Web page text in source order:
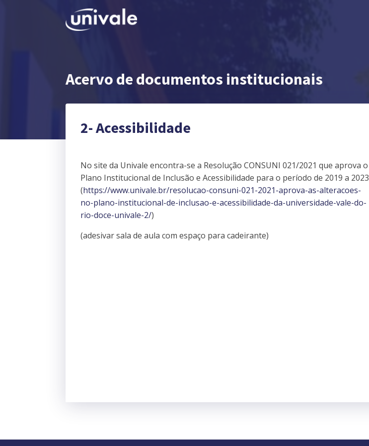
Acervo de documentos institucionais
2- Acessibilidade
No site da Univale encontra-se a Resolução CONSUNI 021/2021 que aprova o
Plano Institucional de Inclusão e Acessibilidade para o período de 2019 a 2023
(https://www.univale.br/resolucao-consuni-021-2021-aprova-as-alteracoes-
no-plano-institucional-de-inclusao-e-acessibilidade-da-universidade-vale-do-
rio-doce-univale-2/)
(adesivar sala de aula com espaço para cadeirante)